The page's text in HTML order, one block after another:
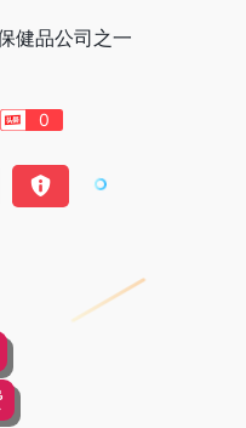
健品公司之一
0